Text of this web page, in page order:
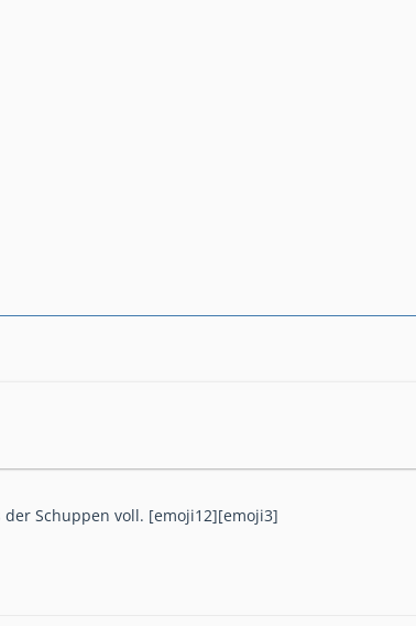
Schuppen voll. [emoji12][emoji3]